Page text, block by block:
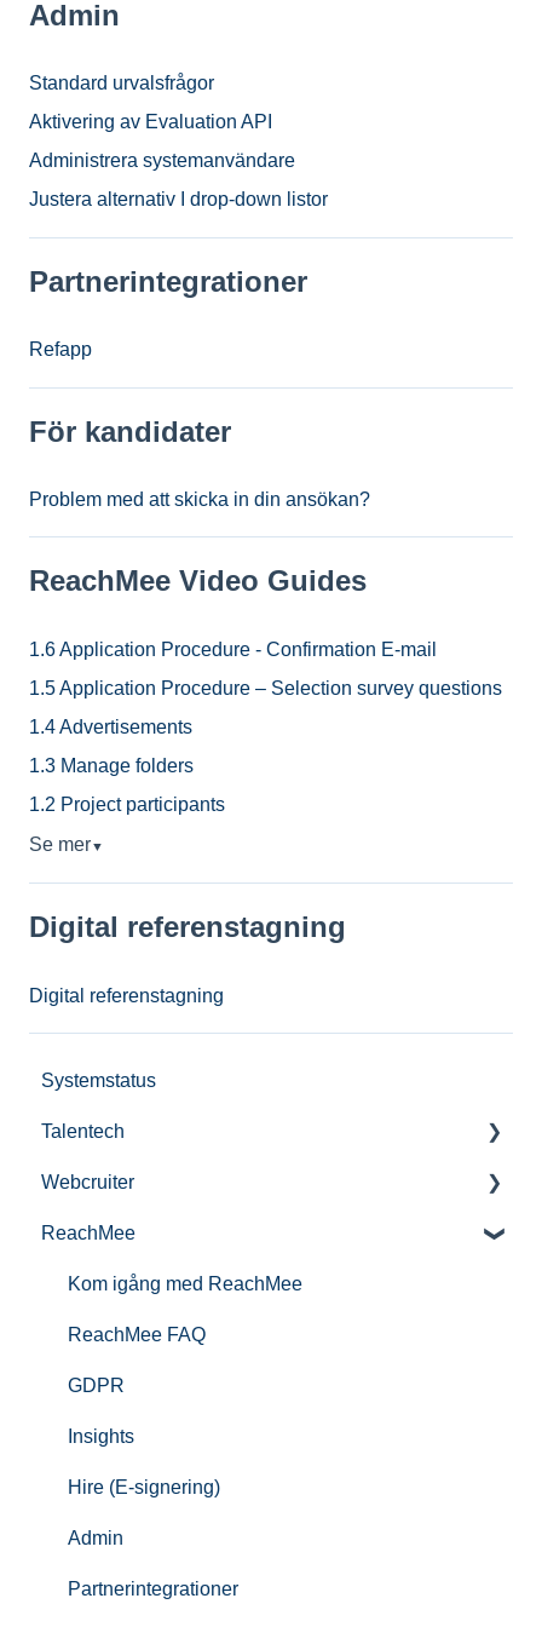
Admin
Standard urvalsfrågor
Aktivering av Evaluation API
Administrera systemanvändare
Justera alternativ I drop-down listor
Partnerintegrationer
Refapp
För kandidater
Problem med att skicka in din ansökan?
ReachMee Video Guides
1.6 Application Procedure - Confirmation E-mail
1.5 Application Procedure – Selection survey questions
1.4 Advertisements
1.3 Manage folders
1.2 Project participants
Se mer▼
Digital referenstagning
Digital referenstagning
Systemstatus
Talentech
Publiseringsval i Talentech
Talentech ID
IT-audit
Webcruiter
FAQ jobbsökare
ReachMee
Kom igång med ReachMee
ReachMee FAQ
GDPR
Insights
Hire (E-signering)
Admin
Partnerintegrationer